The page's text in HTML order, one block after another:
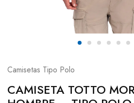
Camisetas Tipo Polo
CAMISETA TOTTO